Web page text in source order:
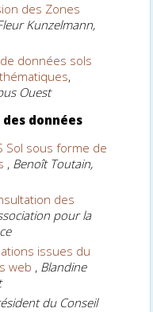
des Zones
Kunzelmann,
données sols
,
Ouest
données
Sol sous forme de
, Benoît Toutain,
des
pour la
issues du
web , Blandine
du Conseil